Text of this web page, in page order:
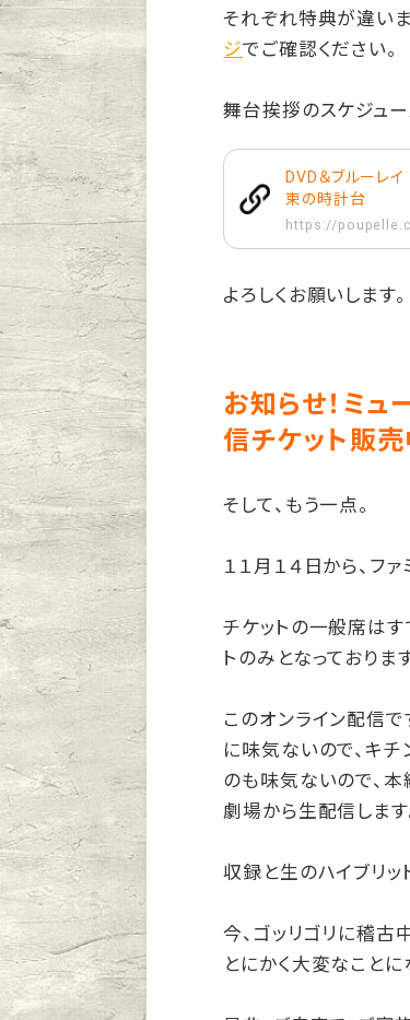
それぞれ特典が違いま
ジでご確認ください。
舞台挨拶のスケジュー
DVD＆ブルーレ
束の時計台
https://
よろしくお願いします。
お知らせ！ミュ
信チケット販売
そして、もう一点。
１１月１４日から、フ
チケットの一般席はす
トのみとなっております
このオンライン配信で
に味気ないので、キチ
のも味気ないので、本
劇場から生配信します
収録と生のハイブリッ
今、ゴッリゴリに稽古
とにかく大変なことに